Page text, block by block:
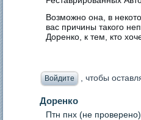
Возможно она, в
вас причины такого
Доренко, к тем, кто
Войдите , чтобы
Доренко
Птн пнх (не проверено)